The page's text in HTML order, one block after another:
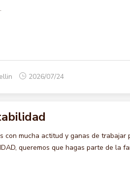
2026/07/24
con mucha actitud y ganas de trabajar
queremos que hagas parte de la